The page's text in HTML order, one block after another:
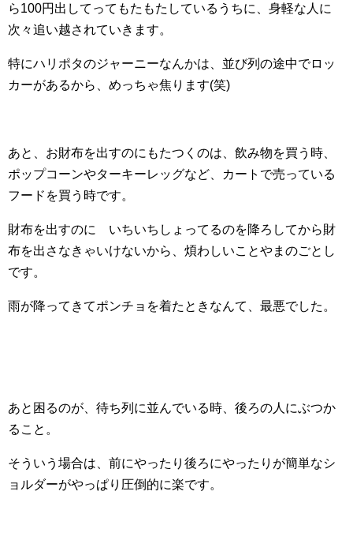
ら100円出してってもたもたしているうちに、身軽な人に
次々追い越されていきます。
特にハリポタのジャーニーなんかは、並び列の途中でロッ
カーがあるから、めっちゃ焦ります(笑)
あと、お財布を出すのにもたつくのは、飲み物を買う時、
ポップコーンやターキーレッグなど、カートで売っている
フードを買う時です。
財布を出すのに いちいちしょってるのを降ろしてから財
布を出さなきゃいけないから、煩わしいことやまのごとし
です。
雨が降ってきてポンチョを着たときなんて、最悪でした。
あと困るのが、待ち列に並んでいる時、後ろの人にぶつか
ること。
そういう場合は、前にやったり後ろにやったりが簡単なシ
ョルダーがやっぱり圧倒的に楽です。